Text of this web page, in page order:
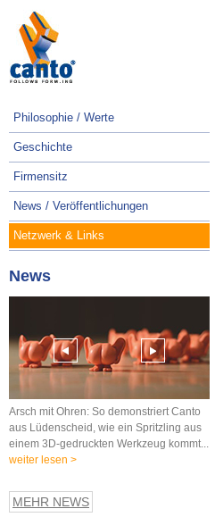
überspringen
Navigation
überspringen
Philosophie / Werte
Geschichte
Firmensitz
News / Veröffentlichungen
Netzwerk & Links
News
Arsch mit Ohren: So demonstriert Canto
aus Lüdenscheid, wie ein Spritzling aus
einem 3D-gedruckten Werkzeug kommt...
weiter lesen >
MEHR NEWS